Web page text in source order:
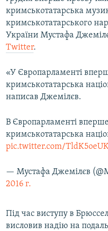
ВСЕ ЗА ДЕНЬ
СПЕЦПРОЕКТИ
ДЕПОРТАЦІЯ
СВІДЧЕННЯ ОКУПАЦІЇ
УКРАЇНСЬКА ПРОБЛЕМА КРИМУ
ЯК ОБІЙТИ БЛОКУВАННЯ
Qırımtatar
кримськотатарська
кримськотатарського
України Мустафа
Twitter.
«У Європарламенті
кримськотатарська
написав Джемілєв.
В Європарламенті
кримськотатарська
pic.twitter.com/
— Мустафа Джемілєв
2016 г.
Під час виступу в
висловив надію на